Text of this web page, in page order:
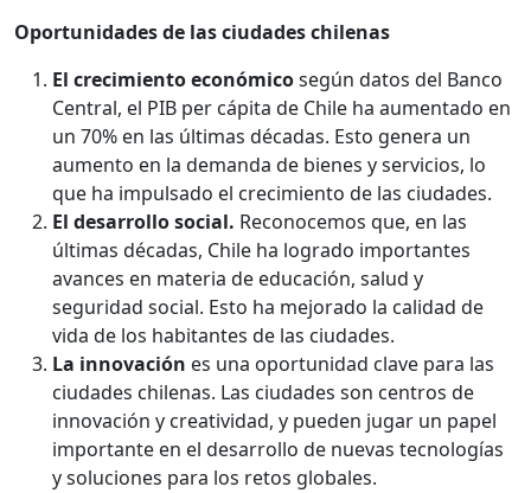
Oportunidades de las ciudades chilenas
El crecimiento económicosegún datos del Banco
Central, el PIB per cápita de Chile ha aumentado en
un 70% en las últimas décadas. Esto genera un
aumento en la demanda de bienes y servicios, lo
que ha impulsado el crecimiento de las ciudades.
El desarrollo social. Reconocemos que, en las
últimas décadas, Chile ha logrado importantes
avances en materia de educación, salud y
seguridad social. Esto ha mejorado la calidad de
vida de los habitantes de las ciudades.
La innovación es una oportunidad clave para las
ciudades chilenas. Las ciudades son centros de
innovación y creatividad, y pueden jugar un papel
importante en el desarrollo de nuevas tecnologías
y soluciones para los retos globales.